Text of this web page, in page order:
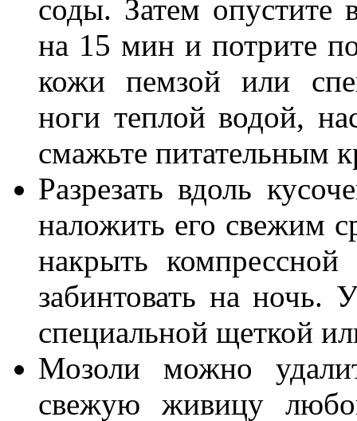
соды. Затем опустите
на 15 мин и потрите
кожи пемзой или
ноги теплой водой,
смажьте питательным
Разрезать вдоль
наложить его свежим
накрыть
забинтовать на ночь.
специальной щеткой
Мозоли можно
свежую живицу